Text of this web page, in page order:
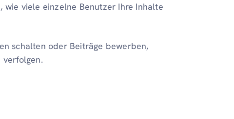
wie viele einzelne Benutzer Ihre Inhalte
schalten oder Beiträge bewerben,
verfolgen.